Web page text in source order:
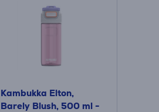
Kambukka Elton,
Barely Blush, 500 ml -